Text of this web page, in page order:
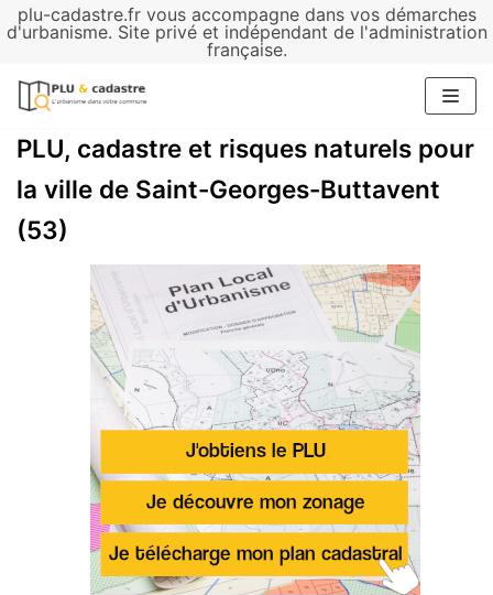
plu-cadastre.fr vous accompagne dans vos démarches
d'urbanisme. Site privé et indépendant de l'administration
française.
Aller
contenu
PLU, cadastre et risques naturels pour
la ville de Saint-Georges-Buttavent
(53)